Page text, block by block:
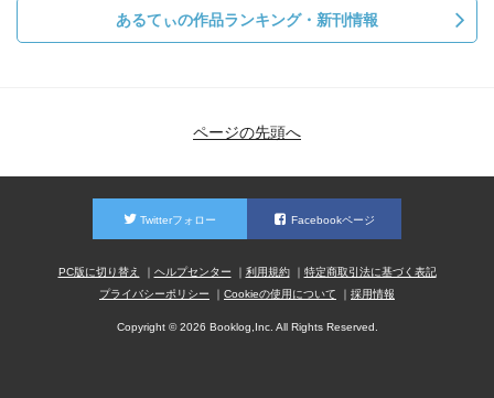
あるてぃの作品ランキング・新刊情報
ページの先頭へ
Twitterフォロー Facebookページ
PC版に切り替え ヘルプセンター 利用規約
特定商取引法に基づく表記
プライバシーポリシー
Cookieの使用について 採用情報
Copyright © 2026 Booklog,Inc. All Rights Reserved.